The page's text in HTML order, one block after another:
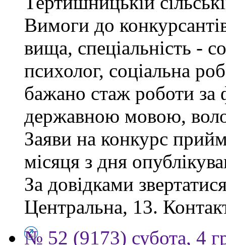
Вимоги до
вища, спеціальність -
психолог, соціальна
бажано стаж роботи за
державною мовою,
Заяви на конкурс
місяця з дня
За довідками
Центральна, 13.
№ 52 (9173) субота, 4